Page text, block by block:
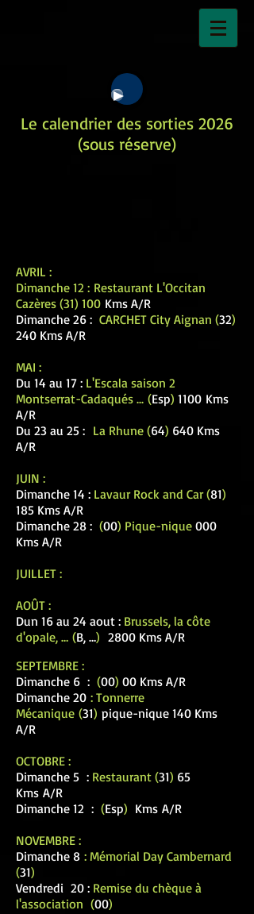
Le calendrier des sorties 2026
(sous réserve)
AVRIL :
Dimanche 12 : Restaurant L'Occitan
Cazères (31) 100 Kms A/R
Dimanche 26 : CARCHET City Aignan (32)
240 Kms A/R
MAI :
Du 14 au 17 : L'Escala saison 2
Montserrat-Cadaqués ... (Esp) 1100 Kms
A/R
Du 23 au 25 : La Rhune (64) 640 Kms
A/R
JUIN :
Dimanche 14 : Lavaur Rock and Car (81)
185 Kms A/R
Dimanche 28 : (00) Pique-nique 000
Kms A/R
JUILLET :
AOÛT :
Dun 16 au 24 aout : Brussels, la côte
d'opale, … (B, …) 2800 Kms A/R
SEPTEMBRE :
Dimanche 6 : (00) 00 Kms A/R
Dimanche 20 : Tonnerre
Mécanique (31) pique-nique 140 Kms
A/R
OCTOBRE :
Dimanche 5 : Restaurant (31) 65
Kms A/R
Dimanche 12 : (Esp) Kms A/R
NOVEMBRE :
Dimanche 8 : Mémorial Day Cambernard
(31)
Vendredi 20 : Remise du chèque à
l'association (00)